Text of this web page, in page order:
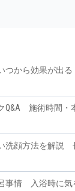
つから効果が出
Q&A 施術時間・
洗顔方法を解説
事情 入浴時に気